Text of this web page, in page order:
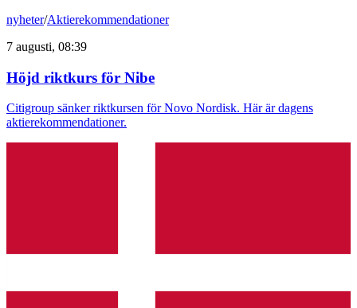
nyheter/Aktierekommendationer
7 augusti, 08:39
Höjd riktkurs för Nibe
Citigroup sänker riktkursen för Novo Nordisk. Här är dagens
aktierekommendationer.